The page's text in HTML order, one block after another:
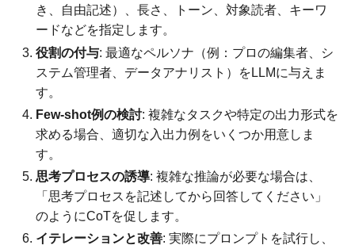
き、自由記述）、長さ、トーン、対象読者、キーワ
ードなどを指定します。
役割の付与: 最適なペルソナ（例：プロの編集者、シ
ステム管理者、データアナリスト）をLLMに与えま
す。
Few-shot例の検討: 複雑なタスクや特定の出力形式を
求める場合、適切な入出力例をいくつか用意しま
す。
思考プロセスの誘導: 複雑な推論が必要な場合は、
「思考プロセスを記述してから回答してください」
のようにCoTを促します。
イテレーションと改善: 実際にプロンプトを試行し、